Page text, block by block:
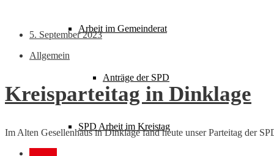
Arbeit im Gemeinderat
Anträge der SPD
SPD Arbeit im Kreistag
5. September 2023
Allgemein
Kreisparteitag in Dinklage
Im Alten Gesellenhaus in Dinklage fand heute unser Parteitag der